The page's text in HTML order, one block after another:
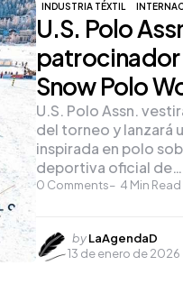
INDUSTRIA TÉXTIL
U.S. Polo
patrocinador
Snow Polo
0 Comments 4 Min Read
U.S. Polo Assn.
del torneo y lanzará
inspirada en polo
deportiva oficial de…
Posted
by
by LaAgendaD
13 de enero de 2026